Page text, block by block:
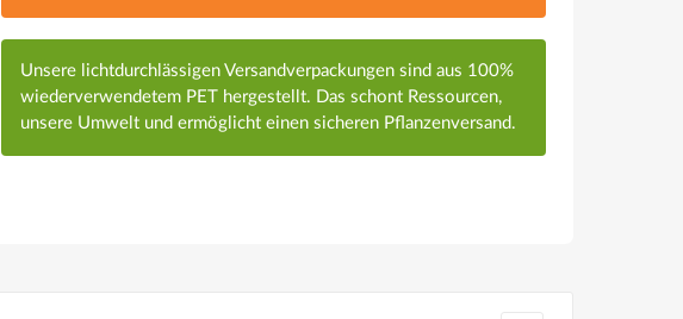
Unsere lichtdurchlässigen Versandverpackungen sind aus 100%
wiederverwendetem PET hergestellt. Das schont Ressourcen,
unsere Umwelt und ermöglicht einen sicheren Pflanzenversand.